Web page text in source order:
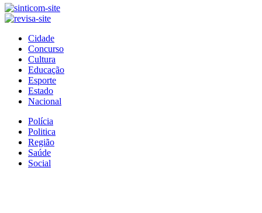
Cidade
Concurso
Cultura
Educação
Esporte
Estado
Nacional
Polícia
Politica
Região
Saúde
Social